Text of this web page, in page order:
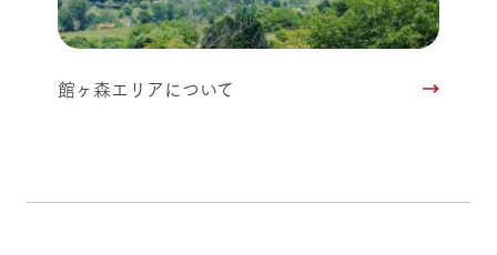
館ヶ森エリアについて